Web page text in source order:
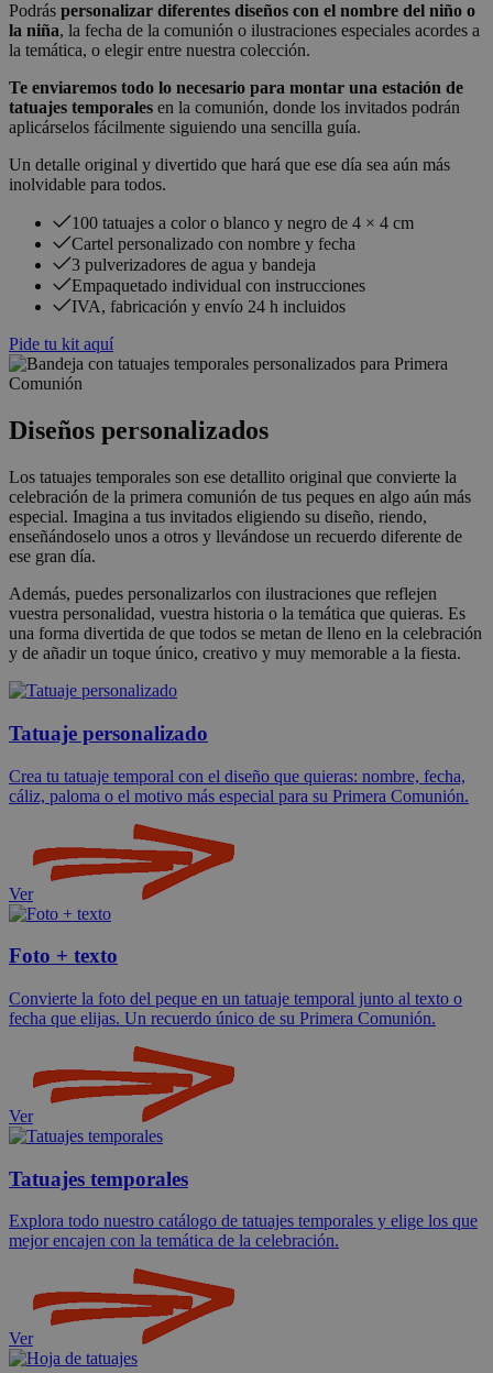
Podrás personalizar diferentes diseños con el nombre del niño o
la niña, la fecha de la comunión o ilustraciones especiales acordes a
la temática, o elegir entre nuestra colección.
Te enviaremos todo lo necesario para montar una estación de
tatuajes temporales en la comunión, donde los invitados podrán
aplicárselos fácilmente siguiendo una sencilla guía.
Un detalle original y divertido que hará que ese día sea aún más
inolvidable para todos.
100 tatuajes a color o blanco y negro de 4 × 4 cm
Cartel personalizado con nombre y fecha
3 pulverizadores de agua y bandeja
Empaquetado individual con instrucciones
IVA, fabricación y envío 24 h incluidos
Pide tu kit aquí
Diseños personalizados
Los tatuajes temporales son ese detallito original que convierte la
celebración de la primera comunión de tus peques en algo aún más
especial. Imagina a tus invitados eligiendo su diseño, riendo,
enseñándoselo unos a otros y llevándose un recuerdo diferente de
ese gran día.
Además, puedes personalizarlos con ilustraciones que reflejen
vuestra personalidad, vuestra historia o la temática que quieras. Es
una forma divertida de que todos se metan de lleno en la celebración
y de añadir un toque único, creativo y muy memorable a la fiesta.
Tatuaje personalizado
Crea tu tatuaje temporal con el diseño que quieras: nombre, fecha,
cáliz, paloma o el motivo más especial para su Primera Comunión.
Ver
Foto + texto
Convierte la foto del peque en un tatuaje temporal junto al texto o
fecha que elijas. Un recuerdo único de su Primera Comunión.
Ver
Tatuajes temporales
Explora todo nuestro catálogo de tatuajes temporales y elige los que
mejor encajen con la temática de la celebración.
Ver